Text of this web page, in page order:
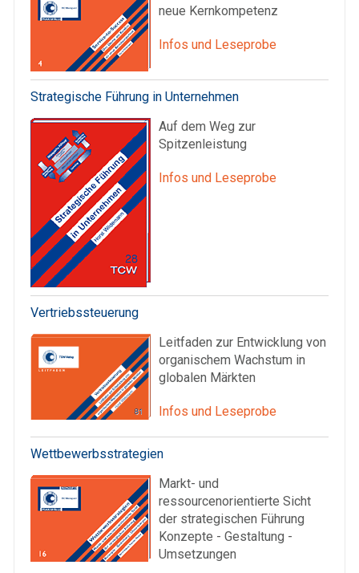
neue Kernkompetenz
Infos und Leseprobe
Strategische Führung in Unternehmen
Auf dem Weg zur
Spitzenleistung
Infos und Leseprobe
Vertriebssteuerung
Leitfaden zur Entwicklung von
organischem Wachstum in
globalen Märkten
Infos und Leseprobe
Wettbewerbsstrategien
Markt- und
ressourcenorientierte Sicht
der strategischen Führung
Konzepte - Gestaltung -
Umsetzungen